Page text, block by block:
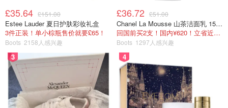
£35.64 £151.00
Estee Lauder 夏日护肤彩妆礼盒
3件正装！单小棕瓶售价就要£65！
Boots 2158人感兴趣
£36.72 £51.00
Chanel La Mousse 山茶洁面乳 150ml
回国前买2支！国内¥620！立省近一半！
Boots 1297人感兴趣
3 4